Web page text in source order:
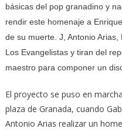
básicas del pop granadino y
rendir este homenaje a
de su muerte. J, Antonio
Los Evangelistas y tiran del
maestro para componer un
El proyecto se puso en
plaza de Granada, cuando
Antonio Arias realizar un